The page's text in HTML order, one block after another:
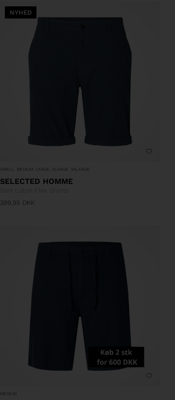
NYHED
SMALL MEDIUM LARGE XLARGE XXLARGE
SELECTED HOMME
Slim Luton Flex Shorts
399,95 DKK
MEDIUM